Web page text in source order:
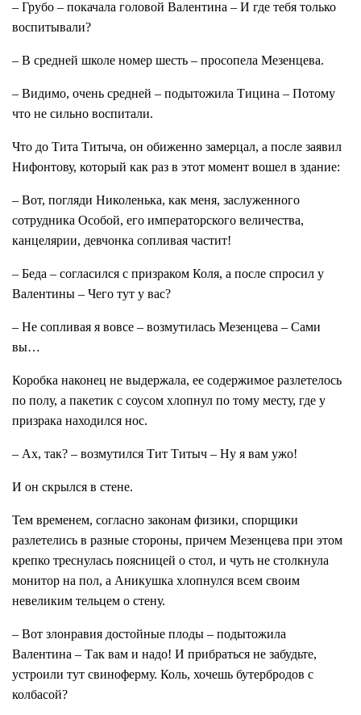
– Грубо – покачала головой Валентина – И где тебя только
воспитывали?
– В средней школе номер шесть – просопела Мезенцева.
– Видимо, очень средней – подытожила Тицина – Потому
что не сильно воспитали.
Что до Тита Титыча, он обиженно замерцал, а после заявил
Нифонтову, который как раз в этот момент вошел в здание:
– Вот, погляди Николенька, как меня, заслуженного
сотрудника Особой, его императорского величества,
канцелярии, девчонка сопливая частит!
– Беда – согласился с призраком Коля, а после спросил у
Валентины – Чего тут у вас?
– Не сопливая я вовсе – возмутилась Мезенцева – Сами
вы…
Коробка наконец не выдержала, ее содержимое разлетелось
по полу, а пакетик с соусом хлопнул по тому месту, где у
призрака находился нос.
– Ах, так? – возмутился Тит Титыч – Ну я вам ужо!
И он скрылся в стене.
Тем временем, согласно законам физики, спорщики
разлетелись в разные стороны, причем Мезенцева при этом
крепко треснулась поясницей о стол, и чуть не столкнула
монитор на пол, а Аникушка хлопнулся всем своим
невеликим тельцем о стену.
– Вот злонравия достойные плоды – подытожила
Валентина – Так вам и надо! И прибраться не забудьте,
устроили тут свиноферму. Коль, хочешь бутербродов с
колбасой?